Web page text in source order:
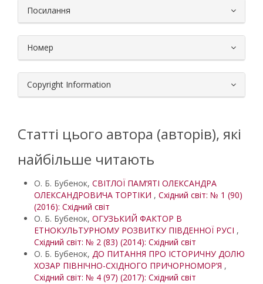
Посилання
Номер
Copyright Information
Статті цього автора (авторів), які
найбільше читають
О. Б. Бубенок, СВІТЛОЇ ПАМ’ЯТІ ОЛЕКСАНДРА
ОЛЕКСАНДРОВИЧА ТОРТІКИ , Східний світ: № 1 (90)
(2016): Східний світ
О. Б. Бубенок, ОГУЗЬКИЙ ФАКТОР В
ЕТНОКУЛЬТУРНОМУ РОЗВИТКУ ПІВДЕННОЇ РУСІ ,
Східний світ: № 2 (83) (2014): Східний світ
О. Б. Бубенок, ДО ПИТАННЯ ПРО ІСТОРИЧНУ ДОЛЮ
ХОЗАР ПІВНІЧНО-СХІДНОГО ПРИЧОРНОМОР’Я ,
Східний світ: № 4 (97) (2017): Східний світ